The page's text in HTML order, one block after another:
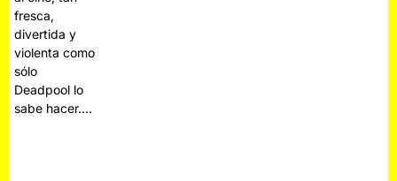
fresca,
divertida y
violenta como
sólo
Deadpool lo
sabe hacer.…